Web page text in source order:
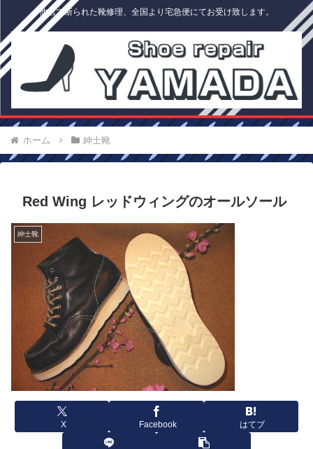
他店で断られた靴修理、全国より宅急便にてお受け致します。
ホーム 紳士靴
Red Wing レッドウィングのオールソール
紳士靴
X Facebook はてブ